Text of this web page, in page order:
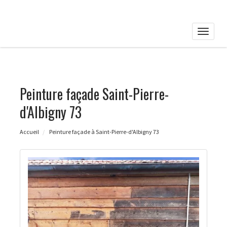
Toggle
Peinture façade Saint-Pierre-
d'Albigny 73
Accueil Peinture façade à Saint-Pierre-d'Albigny 73